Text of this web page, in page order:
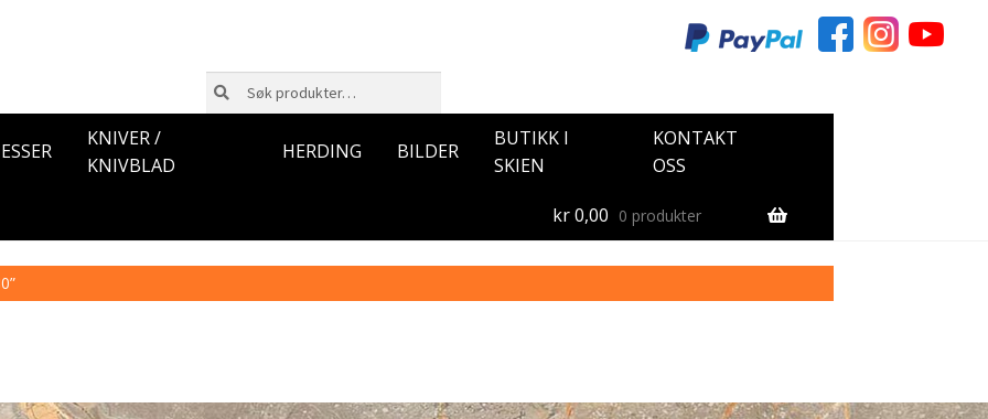
Søk
etter:
Søk
KNIVER /
KNIVBLAD
HERDING BILDER
BUTIKK I
SKIEN
KONTAKT
OSS
kr0,00 0 produkter